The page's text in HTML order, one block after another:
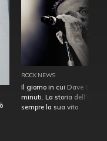
ROCK NEWS
Il giorno in cui Dave
minuti. La storia
sempre la sua vita